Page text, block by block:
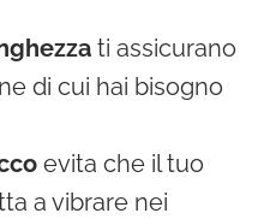
ti assicurano
di cui hai bisogno
evita che il tuo
a vibrare nei